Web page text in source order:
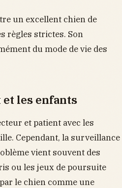
un excellent chien de
règles strictes. Son
du mode de vie des
et les enfants
et patient avec les
Cependant, la surveillance
vient souvent des
ou les jeux de poursuite
le chien comme une